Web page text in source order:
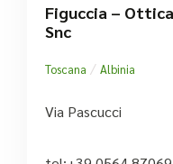
Figuccia –
Snc
Toscana / Albinia
Via Pascucci